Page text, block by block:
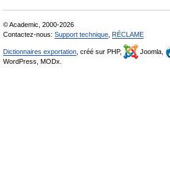
© Academic, 2000-2026
Contactez-nous: Support technique RÉCLAME
Dictionnaires exportation , créé sur PHP, Joomla,
WordPress, MODx.